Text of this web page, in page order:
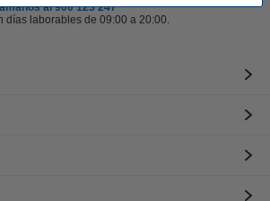
al 900 123 247
días laborables de 09:00 a 20:00.